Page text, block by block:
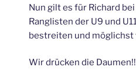
Nun gilt es für Richard
Ranglisten der U9 und
bestreiten und möglichst
Wir drücken die